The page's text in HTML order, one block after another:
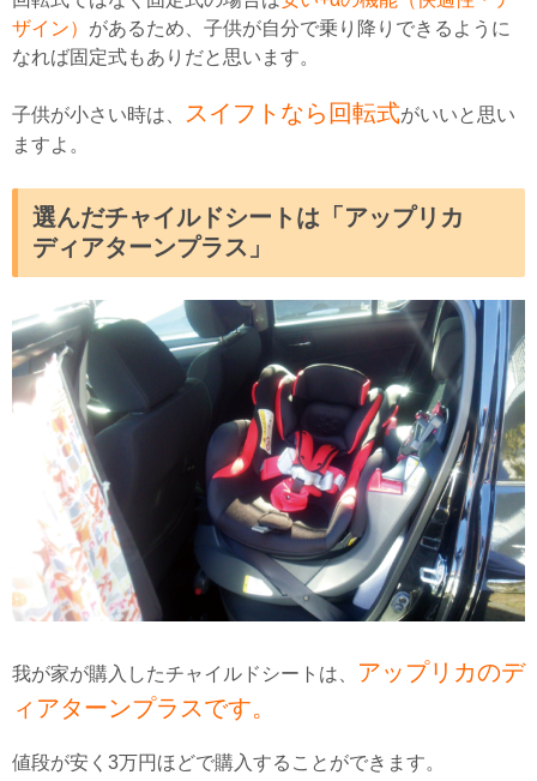
ザイン） があるため、子供が自分で乗り降りできるように
なれば固定式もありだと思います。
子供が小さい時は、 スイフトなら回転式がいいと思い
ますよ。
選んだチャイルドシートは「アップリカ
ディアターンプラス」
我が家が購入したチャイルドシートは、
アップリカのデ
ィアターンプラスです。
値段が安く3万円ほどで購入することができます。